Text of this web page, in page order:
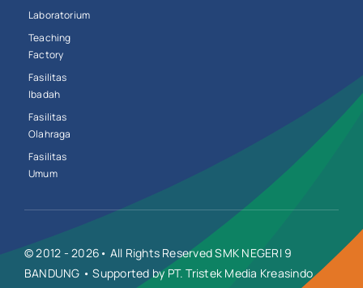
Laboratorium
Teaching
Factory
Fasilitas
Ibadah
Fasilitas
Olahraga
Fasilitas
Umum
© 2012 - 2026• All Rights Reserved SMK NEGERI 9
BANDUNG • Supported by PT. Tristek Media Kreasindo